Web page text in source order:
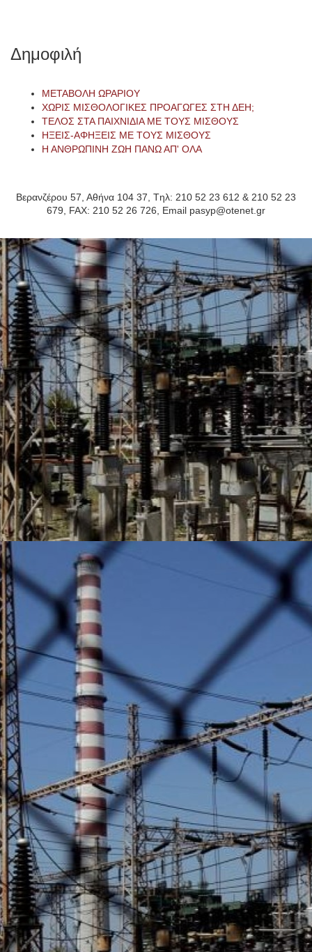
Δημοφιλή
ΜΕΤΑΒΟΛΗ ΩΡΑΡΙΟΥ
ΧΩΡΙΣ ΜΙΣΘΟΛΟΓΙΚΕΣ ΠΡΟΑΓΩΓΕΣ ΣΤΗ ΔΕΗ;
ΤΕΛΟΣ ΣΤΑ ΠΑΙΧΝΙΔΙΑ ΜΕ ΤΟΥΣ ΜΙΣΘΟΥΣ
ΗΞΕΙΣ-ΑΦΗΞΕΙΣ ΜΕ ΤΟΥΣ ΜΙΣΘΟΥΣ
Η ΑΝΘΡΩΠΙΝΗ ΖΩΗ ΠΑΝΩ ΑΠ' ΟΛΑ
Βερανζέρου 57, Αθήνα 104 37, Tηλ: 210 52 23 612 & 210 52 23
679, FAX: 210 52 26 726, Email pasyp@otenet.gr